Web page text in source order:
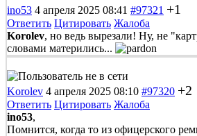
ino53 4 апреля 2025 08:41 #97321 +1
Ответить Цитировать Жалоба
Korolev, но ведь вырезали! Ну, не
словами матерились...
Korolev 4 апреля 2025 08:10 #97320 +2
Ответить Цитировать Жалоба
ino53,
Помнится, когда то из офицерского